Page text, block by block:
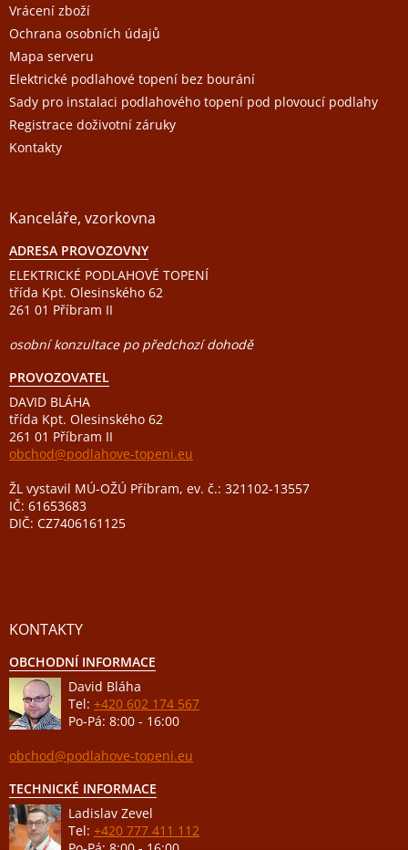
Vrácení zboží
Ochrana osobních údajů
Mapa serveru
Elektrické podlahové topení bez bourání
Sady pro instalaci podlahového topení pod plovoucí podlahy
Registrace doživotní záruky
Kontakty
Kanceláře, vzorkovna
ADRESA PROVOZOVNY
ELEKTRICKÉ PODLAHOVÉ TOPENÍ
třída Kpt. Olesinského 62
261 01 Příbram II
osobní konzultace po předchozí dohodě
PROVOZOVATEL
DAVID BLÁHA
třída Kpt. Olesinského 62
261 01 Příbram II
obchod@podlahove-topeni.eu
ŽL vystavil MÚ-OŽÚ Příbram, ev. č.: 321102-13557
IČ: 61653683
DIČ: CZ7406161125
KONTAKTY
OBCHODNÍ INFORMACE
David Bláha
Tel: +420 602 174 567
Po-Pá: 8:00 - 16:00
obchod@podlahove-topeni.eu
TECHNICKÉ INFORMACE
Ladislav Zevel
Tel: +420 777 411 112